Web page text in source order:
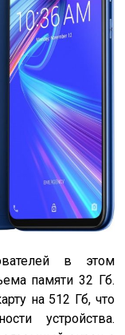
в этом
памяти 32 Гб.
на 512 Гб, что
устройства.